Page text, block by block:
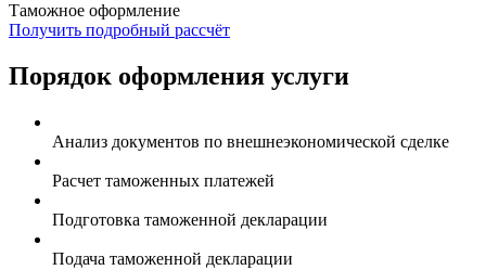
Таможное оформление
Получить подробный рассчёт
Порядок оформления услуги
Анализ документов по внешнеэкономической сделке
Расчет таможенных платежей
Подготовка таможенной декларации
Подача таможенной декларации